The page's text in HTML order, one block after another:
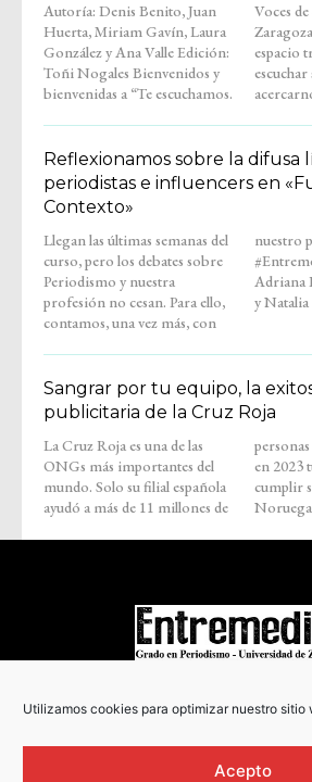
Utilizamos cookies para optimizar nuestro sitio
Acepto
Autoría: Denis Benito, Juan
Huerta, Miriam Gavín, Laura
González y Ana Valle Edición:
Toñi Nogales Bienvenidos y
bienvenidas a “Te escuchamos.
Voces de quienes llegaron a
Zaragoza para quedarse”. Un
espacio tranquilo, hecho para
escuchar sin prisas y
Reflexionamos sobre la difusa
periodistas e influencers en
Contexto»
Llegan las últimas semanas del
curso, pero los debates sobre
Periodismo y nuestra
profesión no cesan. Para ello,
contamos, una vez más, con
nuestro propio podcast de
#Entremedios. Laura Jiménez,
Adriana Pérez, Gisela de Mur
y Natalia
Sangrar por tu equipo, la
publicitaria de la Cruz Roja
La Cruz Roja es una de las
ONGs más importantes del
mundo. Solo su filial española
ayudó a más de 11 millones de
personas en el mundo, pero
en 2023 tuvo problemas para
cumplir sus objetivos en